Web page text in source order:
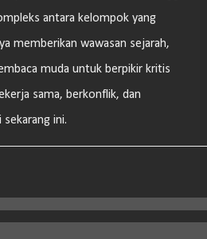
antara kelompok yang
memberikan wawasan sejarah,
muda untuk berpikir kritis
sama, berkonflik, dan
ini.